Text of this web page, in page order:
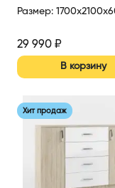
Размер:
29 990 ₽
В корзину
Хит продаж